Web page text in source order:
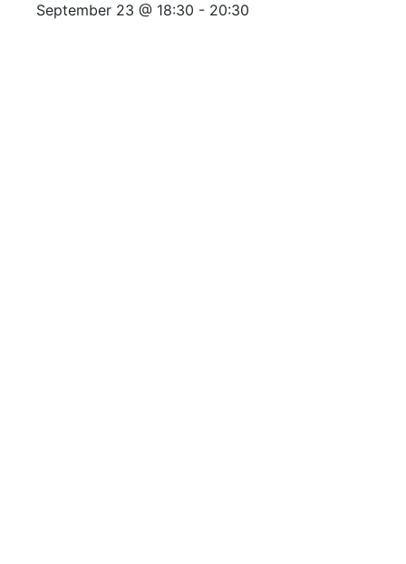
September 23 @ 18:30 - 20:30